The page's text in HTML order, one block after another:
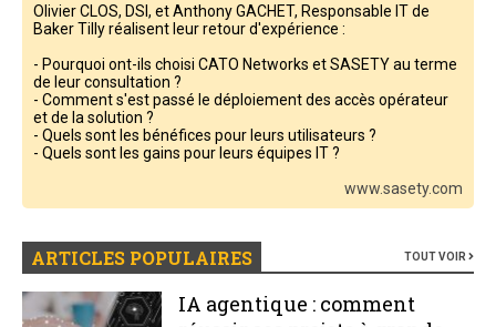
Olivier CLOS, DSI, et Anthony GACHET, Responsable IT de
Baker Tilly réalisent leur retour d'expérience :
- Pourquoi ont-ils choisi CATO Networks et SASETY au terme
de leur consultation ?
- Comment s'est passé le déploiement des accès opérateur
et de la solution ?
- Quels sont les bénéfices pour leurs utilisateurs ?
- Quels sont les gains pour leurs équipes IT ?
www.sasety.com
ARTICLES POPULAIRES TOUT VOIR
IA agentique : comment